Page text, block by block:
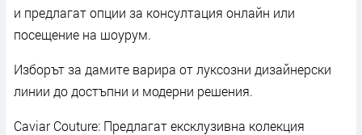
и предлагат опции за консултация онлайн или
посещение на шоурум.
Изборът за дамите варира от луксозни дизайнерски
линии до достъпни и модерни решения.
Caviar Couture: Предлагат ексклузивна колекция